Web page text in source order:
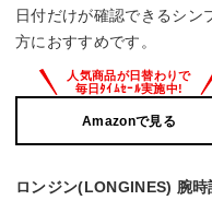
日付だけが確認できるシン
方におすすめです。
Amazonで見る
ロンジン(LONGINES) 腕